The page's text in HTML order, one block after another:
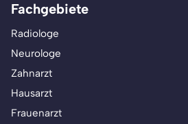
Fachgebiete
Radiologe
Neurologe
Zahnarzt
Hausarzt
Frauenarzt